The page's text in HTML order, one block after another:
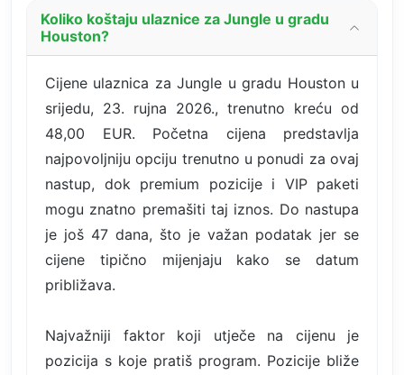
Koliko koštaju ulaznice za Jungle u gradu
Houston?
Cijene ulaznica za Jungle u gradu Houston u
srijedu, 23. rujna 2026., trenutno kreću od
48,00 EUR. Početna cijena predstavlja
najpovoljniju opciju trenutno u ponudi za ovaj
nastup, dok premium pozicije i VIP paketi
mogu znatno premašiti taj iznos. Do nastupa
je još 47 dana, što je važan podatak jer se
cijene tipično mijenjaju kako se datum
približava.
Najvažniji faktor koji utječe na cijenu je
pozicija s koje pratiš program. Pozicije bliže